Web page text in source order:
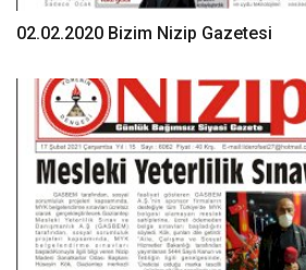
02.02.2020 Bizim Nizip Gazetesi